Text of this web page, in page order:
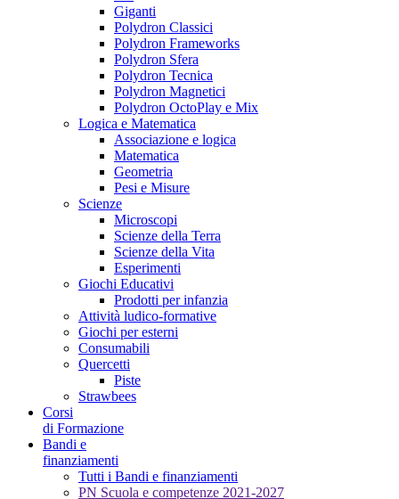
Giganti
Polydron Classici
Polydron Frameworks
Polydron Sfera
Polydron Tecnica
Polydron Magnetici
Polydron OctoPlay e Mix
Logica e Matematica
Associazione e logica
Matematica
Geometria
Pesi e Misure
Scienze
Microscopi
Scienze della Terra
Scienze della Vita
Esperimenti
Giochi Educativi
Prodotti per infanzia
Attività ludico-formative
Giochi per esterni
Consumabili
Quercetti
Piste
Strawbees
Corsi
di Formazione
Bandi e
finanziamenti
Tutti i Bandi e finanziamenti
PN Scuola e competenze 2021-2027